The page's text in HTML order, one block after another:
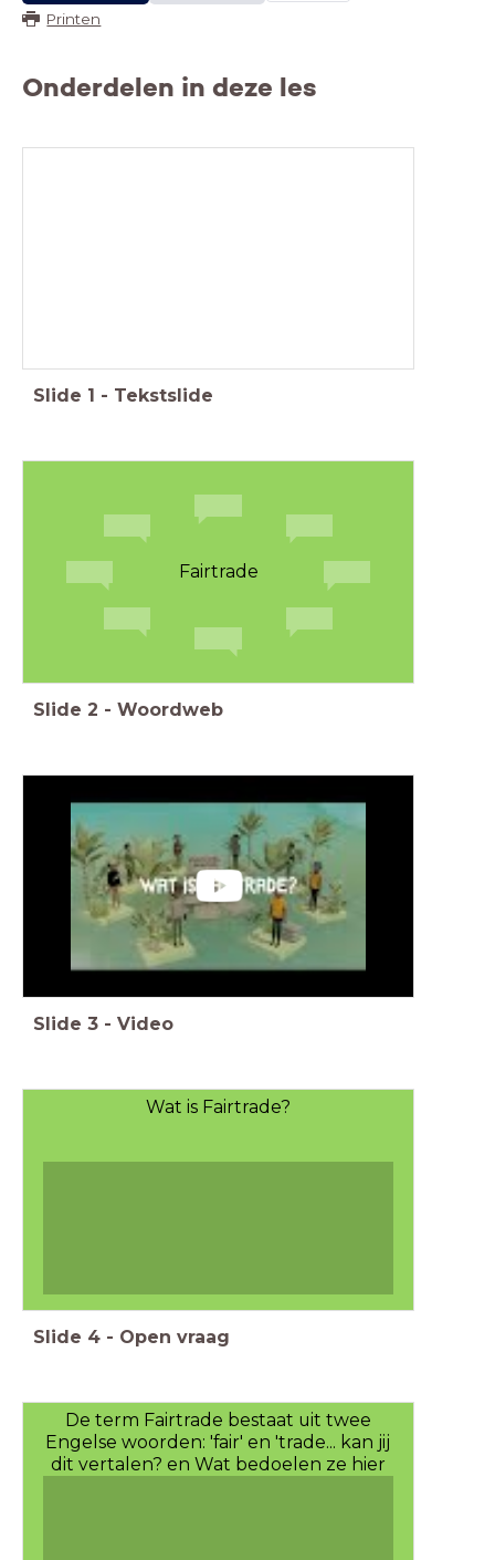
Printen
Onderdelen in deze les
Slide 1 - Tekstslide
Fairtrade
Slide 2 - Woordweb
Slide 3 - Video
Wat is Fairtrade?
Slide 4 - Open vraag
De term Fairtrade bestaat uit twee
Engelse woorden: 'fair' en 'trade... kan jij
dit vertalen? en Wat bedoelen ze hier